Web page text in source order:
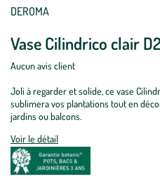
DEROMA
Vase Cilindrico clair
Aucun avis client
Joli à regarder et solide, ce vase
sublimera vos plantations tout en
jardins ou balcons.
Voir le détail
Mettre
jour
Mettre
jour